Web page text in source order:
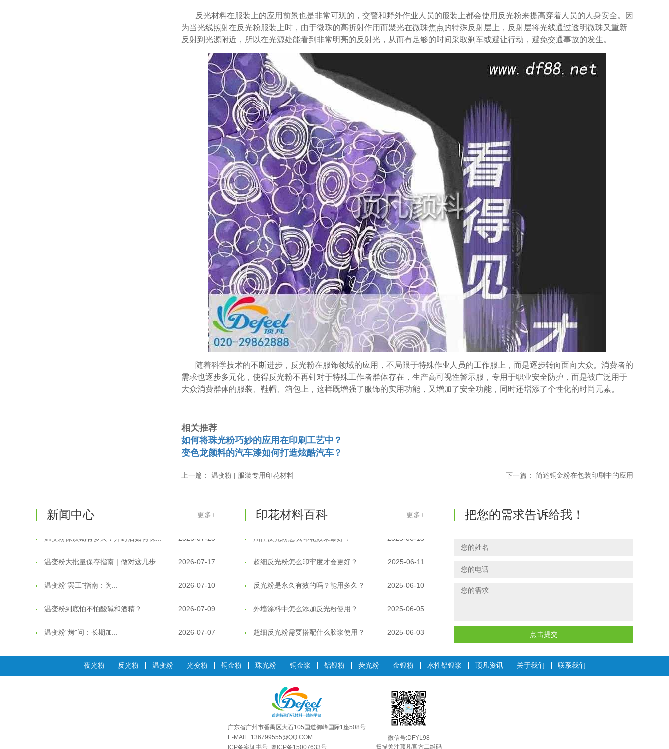
反光材料在服装上的应用前景也是非常可观的，交警和野外作业人员的服装上都会使用反光粉来提高穿着人员的人身安全。因
为当光线照射在反光粉服装上时，由于微珠的高折射作用而聚光在微珠焦点的特殊反射层上，反射层将光线通过透明微珠又重新
反射到光源附近，所以在光源处能看到非常明亮的反射光，从而有足够的时间采取刹车或避让行动，避免交通事故的发生。
随着科学技术的不断进步，反光粉在服饰领域的应用，不局限于特殊作业人员的工作服上，而是逐步转向面向大众。消费者的
需求也逐步多元化，使得反光粉不再针对于特殊工作者群体存在，生产高可视性警示服，专用于职业安全防护，而是被广泛用于
大众消费群体的服装、鞋帽、箱包上，这样既增强了服饰的实用功能，又增加了安全功能，同时还增添了个性化的时尚元素。
相关推荐
如何将珠光粉巧妙的应用在印刷工艺中？
变色龙颜料的汽车漆如何打造炫酷汽车？
上一篇：温变粉 | 服装专用印花材料 下一篇： 简述铜金粉在包装印刷中的应用
新闻中心 更多+
2026-08-05
2026-08-04
夜间安全卫士：丝印反光粉搭配全攻... 2026-01-20
印花材料百科 更多+
温变粉丝印到底用多少目网版？这篇...
反光粉太久不用结块要怎么处理？
反光粉可以混合其他颜料一起使用吗... 2025-05-23
温变粉丝印到底用多少目网版？这篇... 2026-06-11
反光粉太久不用结块要怎么处理？ 2025-07-11
印花温变粉最适合用在什么行业上呢... 2025-06-20
把您的需求告诉给我！
点击提交
夜光粉 反光粉 温变粉 光变粉 铜金粉 珠光粉 铜金浆 铝银粉 荧光粉 金银粉 水性铝银浆 顶凡资讯 关于我们 联系我们
广东省广州市番禺区大石105国道御峰国际1座508号
E-MAIL: 136799555@QQ.COM
ICP备案证书号: 粤ICP备15007633号
微信号:DFYL98
扫描关注顶凡官方二维码